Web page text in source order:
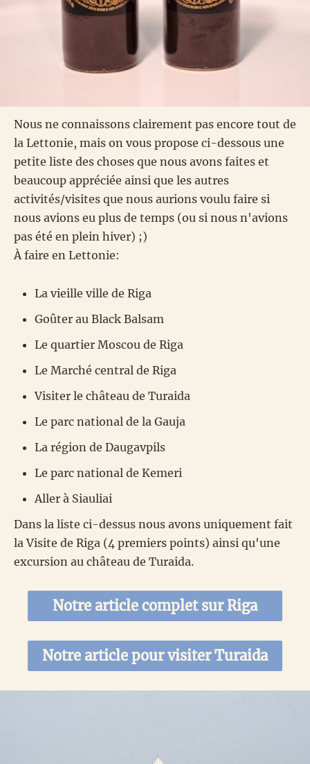
Nous ne connaissons clairement pas encore tout de
la Lettonie, mais on vous propose ci-dessous une
petite liste des choses que nous avons faites et
beaucoup appréciée ainsi que les autres
activités/visites que nous aurions voulu faire si
nous avions eu plus de temps (ou si nous n'avions
pas été en plein hiver) ;)
À faire en Lettonie:
La vieille ville de Riga
Goûter au Black Balsam
Le quartier Moscou de Riga
Le Marché central de Riga
Visiter le château de Turaida
Le parc national de la Gauja
La région de Daugavpils
Le parc national de Kemeri
Aller à Siauliai
Dans la liste ci-dessus nous avons uniquement fait
la Visite de Riga (4 premiers points) ainsi qu'une
excursion au château de Turaida.
Notre article complet sur Riga
Notre article pour visiter Turaida